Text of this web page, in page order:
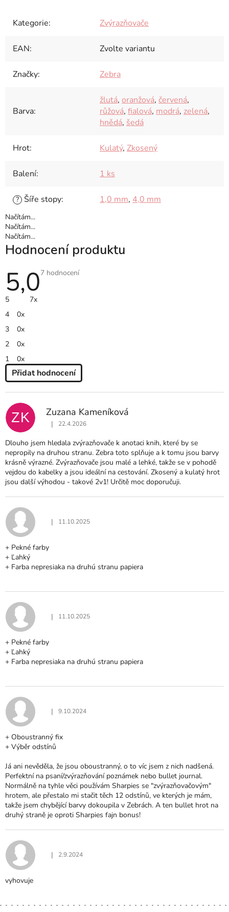
Kategorie: Zvýrazňovače
EAN: Zvolte variantu
Značky: Zebra
Barva:
žlutá, oranžová, červená,
růžová, fialová, modrá, zelená,
hnědá, šedá
Hrot: Kulatý, Zkosený
Balení: 1 ks
? Šíře stopy: 1,0 mm, 4,0 mm
Načítám...
Načítám...
Načítám...
Hodnocení produktu
5,0Průměrné
7 hodnocení
5
7x
4
0x
3
0x
2
0x
1
0x
Přidat hodnocení
P
I
S
H
O
D
N
O
C
E
N
Í
ZK Zuzana Kameníková
Hodnocení produktu je 5 z 5 hvězdiček.
| 22.4.2026
Dlouho jsem hledala zvýrazňovače k anotaci knih, které by se
nepropily na druhou stranu. Zebra toto splňuje a k tomu jsou barvy
krásně výrazné. Zvýrazňovače jsou malé a lehké, takže se v pohodě
vejdou do kabelky a jsou ideální na cestování. Zkosený a kulatý hrot
jsou další výhodou - takové 2v1! Určitě moc doporučuji.
Hodnocení produktu je 5 z 5 hvězdiček.
| 11.10.2025
+ Pekné farby
+ Ľahký
+ Farba nepresiaka na druhú stranu papiera
Hodnocení produktu je 5 z 5 hvězdiček.
| 11.10.2025
+ Pekné farby
+ Ľahký
+ Farba nepresiaka na druhú stranu papiera
Hodnocení produktu je 5 z 5 hvězdiček.
| 9.10.2024
+ Oboustranný fix
+ Výběr odstínů
Já ani nevěděla, že jsou oboustranný, o to víc jsem z nich nadšená.
Perfektní na psaní/zvýrazňování poznámek nebo bullet journal.
Normálně na tyhle věci používám Sharpies se "zvýrazňovačovým"
hrotem, ale přestalo mi stačit těch 12 odstínů, ve kterých je mám,
takže jsem chybějící barvy dokoupila v Zebrách. A ten bullet hrot na
druhý straně je oproti Sharpies fajn bonus!
Hodnocení produktu je 5 z 5 hvězdiček.
| 2.9.2024
vyhovuje